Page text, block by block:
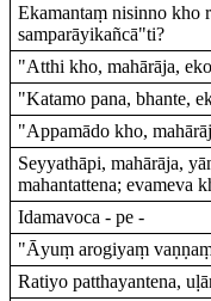
Ekamantaṃ nisinno kho
samparāyikañcā"ti?
"Atthi kho, mahārāja,
"Katamo pana, bhante,
"Appamādo kho,
Seyyathāpi, mahārāja,
mahantattena; evameva
Idamavoca - pe -
"Āyuṃ arogiyaṃ
Ratiyo patthayantena,